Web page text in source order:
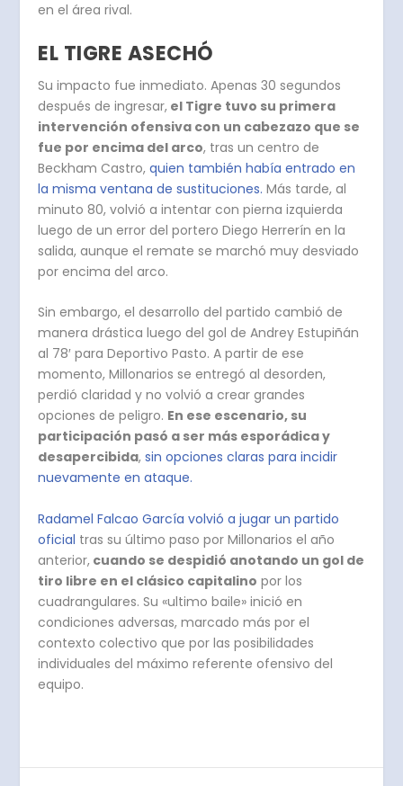
en el área rival.
EL TIGRE ASECHÓ
Su impacto fue inmediato. Apenas 30 segundos
después de ingresar, el Tigre tuvo su primera
intervención ofensiva con un cabezazo que se
fue por encima del arco, tras un centro de
Beckham Castro,quien también había entrado en
la misma ventana de sustituciones. Más tarde, al
minuto 80, volvió a intentar con pierna izquierda
luego de un error del portero Diego Herrerín en la
salida, aunque el remate se marchó muy desviado
por encima del arco.
Sin embargo, el desarrollo del partido cambió de
manera drástica luego del gol de Andrey Estupiñán
al 78′ para Deportivo Pasto. A partir de ese
momento, Millonarios se entregó al desorden,
perdió claridad y no volvió a crear grandes
opciones de peligro. En ese escenario, su
participación pasó a ser más esporádica y
desapercibida,sin opciones claras para incidir
nuevamente en ataque.
Radamel Falcao García volvió a jugar un partido
oficial tras su último paso por Millonarios el año
anterior, cuando se despidió anotando un gol de
tiro libre en el clásico capitalino por los
cuadrangulares. Su «ultimo baile» inició en
condiciones adversas, marcado más por el
contexto colectivo que por las posibilidades
individuales del máximo referente ofensivo del
equipo.